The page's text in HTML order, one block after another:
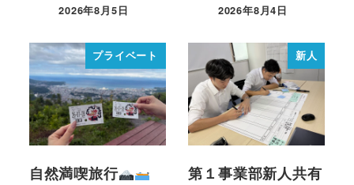
2026年8月5日 2026年8月4日
プライベート
自然満喫旅行
新人
第１事業部新人共有